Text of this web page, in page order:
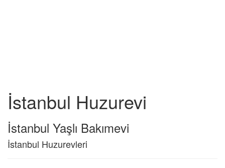
İstanbul Huzurevi
İstanbul Yaşlı Bakımevi
İstanbul Huzurevleri